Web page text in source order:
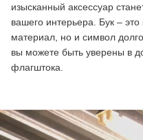
изысканный аксессуар
вашего интерьера. Бук –
материал, но и символ
вы можете быть уверены в
флагштока.